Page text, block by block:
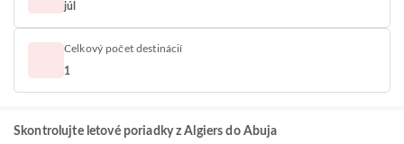
júl
Celkový počet destinácií
1
Skontrolujte letové poriadky z Algiers do Abuja